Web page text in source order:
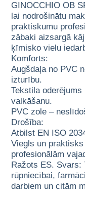
GINOCCHIO OB
lai nodrošinātu
praktiskumu
zābaki aizsargā
ķīmisko vielu
Komforts:
Augšdaļa no PVC
izturību.
Tekstila
valkāšanu.
PVC zole –
Drošība:
Atbilst EN ISO
Viegls un
profesionālām
Ražots ES. Svars:
rūpniecībai,
darbiem un citām